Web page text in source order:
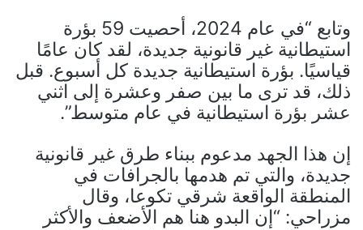
وتابع “في عام 2024، أحصيت 59 بؤرة
استيطانية غير قانونية جديدة، لقد كان عامًا
قياسيًا. بؤرة استيطانية جديدة كل أسبوع. قبل
ذلك، قد ترى ما بين صفر وعشرة إلى اثني
عشر بؤرة استيطانية في عام متوسط”.
إن هذا الجهد مدعوم ببناء طرق غير قانونية
جديدة، والتي تم هدمها بالجرافات في
المنطقة الواقعة شرقي تكوعا، وقال
مزراحي: “إن البدو هنا هم الأضعف والأكثر